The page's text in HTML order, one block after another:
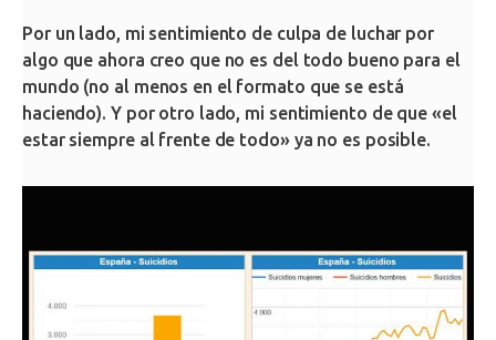
Por un lado, mi sentimiento de culpa de luchar por
algo que ahora creo que no es del todo bueno para el
mundo (no al menos en el formato que se está
haciendo). Y por otro lado, mi sentimiento de que «el
estar siempre al frente de todo» ya no es posible.